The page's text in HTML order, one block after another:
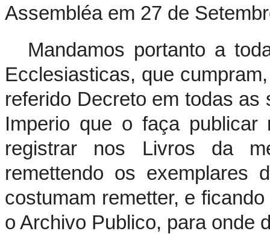
Assembléa em 27 de
Mandamos portanto a
Ecclesiasticas, que
referido Decreto em todas
Imperio que o faça
registrar nos Livros da
remettendo os
costumam remetter, e
o Archivo Publico, para onde